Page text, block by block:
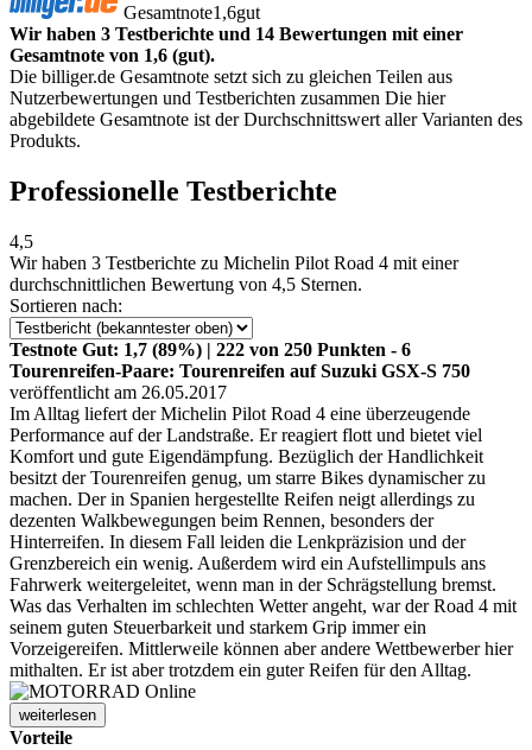
Gesamtnote1,6gut
Wir haben 3 Testberichte und 14 Bewertungen mit einer
Gesamtnote von 1,6 (gut).
Die billiger.de Gesamtnote setzt sich zu gleichen Teilen aus
Nutzerbewertungen und Testberichten zusammen Die hier
abgebildete Gesamtnote ist der Durchschnittswert aller Varianten des
Produkts.
Professionelle Testberichte
4,5
Wir haben 3 Testberichte zu Michelin Pilot Road 4 mit einer
durchschnittlichen Bewertung von 4,5 Sternen.
Sortieren nach:
Testnote Gut: 1,7 (89%) | 222 von 250 Punkten - 6
Tourenreifen-Paare: Tourenreifen auf Suzuki GSX-S 750
veröffentlicht am 26.05.2017
Im Alltag liefert der Michelin Pilot Road 4 eine überzeugende
Performance auf der Landstraße. Er reagiert flott und bietet viel
Komfort und gute Eigendämpfung. Bezüglich der Handlichkeit
besitzt der Tourenreifen genug, um starre Bikes dynamischer zu
machen. Der in Spanien hergestellte Reifen neigt allerdings zu
dezenten Walkbewegungen beim Rennen, besonders der
Hinterreifen. In diesem Fall leiden die Lenkpräzision und der
Grenzbereich ein wenig. Außerdem wird ein Aufstellimpuls ans
Fahrwerk weitergeleitet, wenn man in der Schrägstellung bremst.
Was das Verhalten im schlechten Wetter angeht, war der Road 4 mit
seinem guten Steuerbarkeit und starkem Grip immer ein
Vorzeigereifen. Mittlerweile können aber andere Wettbewerber hier
mithalten. Er ist aber trotzdem ein guter Reifen für den Alltag.
weiterlesen
Vorteile